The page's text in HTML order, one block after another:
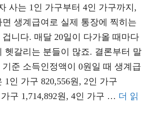
사는 1인 가구부터 4인 가구까지,
생계급여로 실제 통장에 찍히는
니다. 매달 20일이 다가올 때마다
헷갈리는 분들이 많죠. 결론부터 말
기준 소득인정액이 0원일 때 생계급
1인 가구 820,556원, 2인 가구
가구 1,714,892원, 4인 가구 … 더 읽